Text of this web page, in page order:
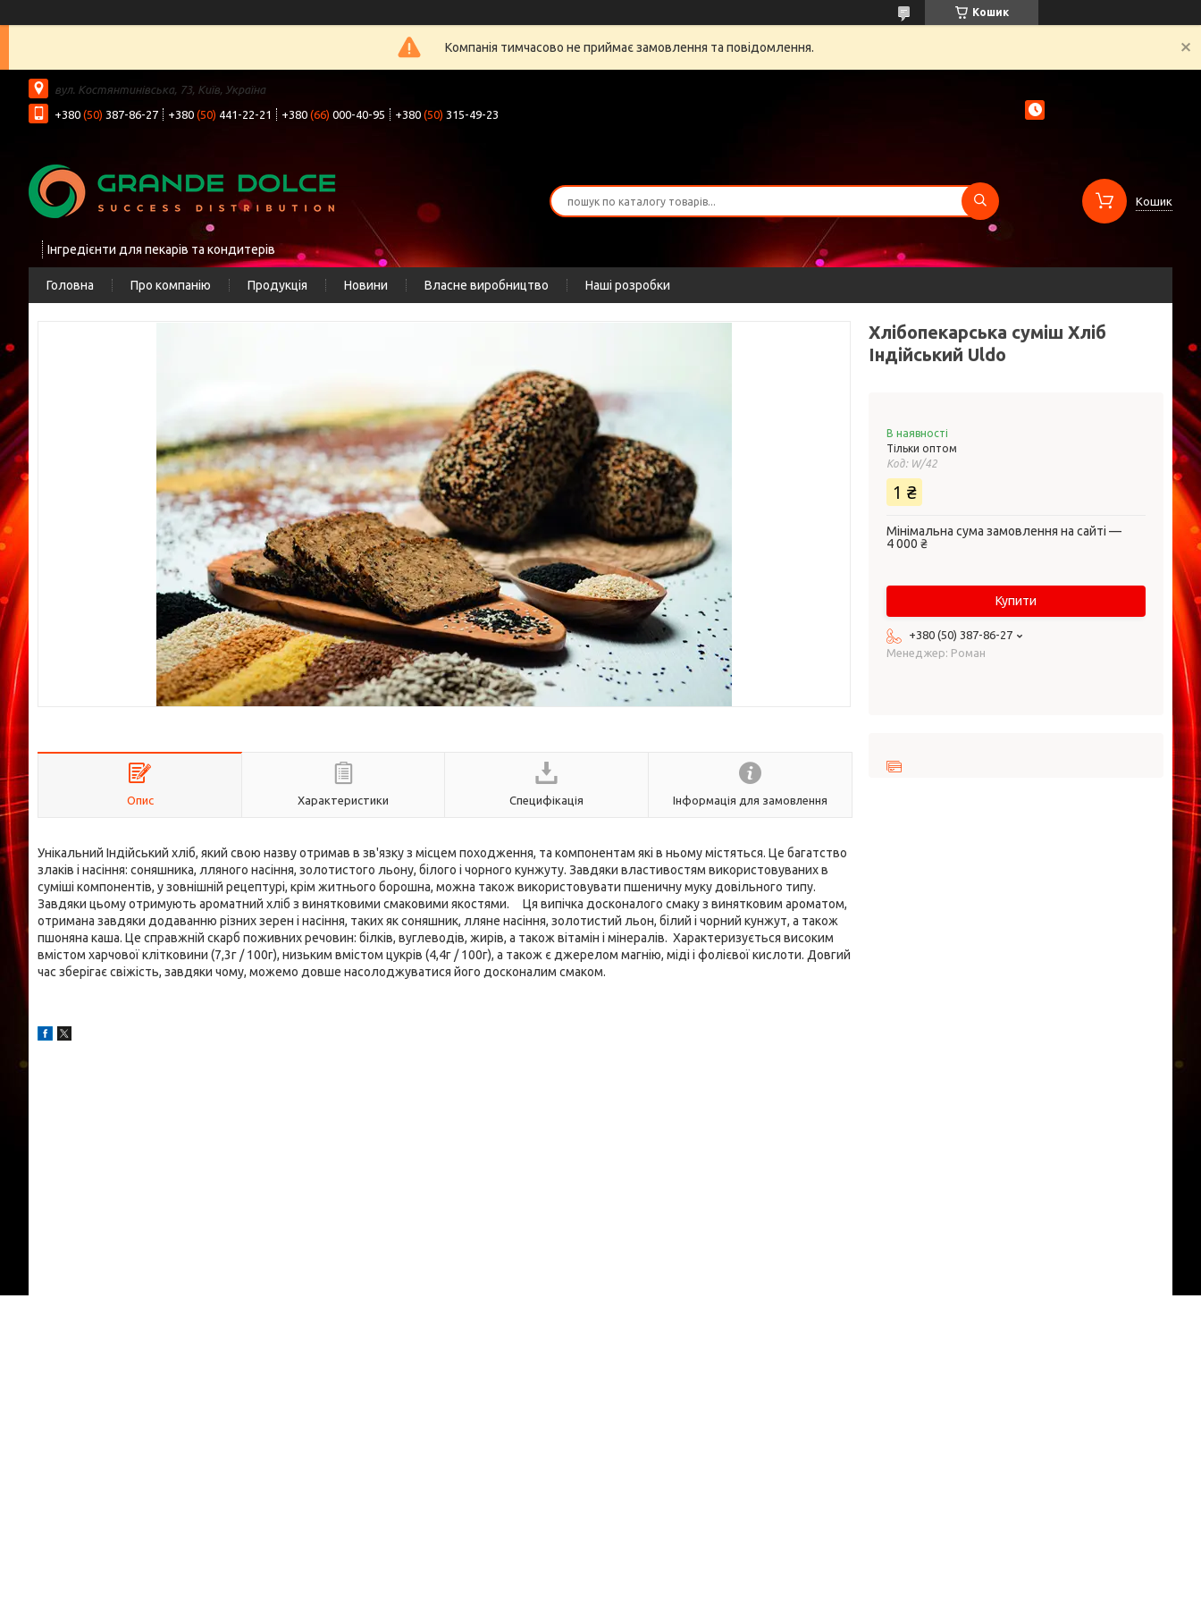
Кошик
Компанія тимчасово не приймає замовлення та повідомлення.
вул. Костянтинівська, 73, Київ, Україна
+380 (50) 387-86-27 +380 (50) 441-22-21 +380 (66) 000-40-95 +380 (50) 315-49-23
Інгредієнти для пекарів та кондитерів
Кошик
Головна Про компанію Продукція Новини Власне виробництво Наші розробки
Опис Характеристики Специфікація Інформація для замовлення
Унікальний Індійський хліб, який свою назву отримав в зв'язку з місцем походження, та компонентам які в ньому містяться. Це багатство
злаків і насіння: соняшника, лляного насіння, золотистого льону, білого і чорного кунжуту. Завдяки властивостям використовуваних в
суміші компонентів, у зовнішній рецептурі, крім житнього борошна, можна також використовувати пшеничну муку довільного типу.
Завдяки цьому отримують ароматний хліб з винятковими смаковими якостями. Ця випічка досконалого смаку з винятковим ароматом,
отримана завдяки додаванню різних зерен і насіння, таких як соняшник, лляне насіння, золотистий льон, білий і чорний кунжут, а також
пшоняна каша. Це справжній скарб поживних речовин: білків, вуглеводів, жирів, а також вітамін і мінералів. Характеризується високим
вмістом харчової клітковини (7,3г / 100г), низьким вмістом цукрів (4,4г / 100г), а також є джерелом магнію, міді і фолієвої кислоти. Довгий
час зберігає свіжість, завдяки чому, можемо довше насолоджуватися його досконалим смаком.
Хлібопекарська суміш Хліб
Індійський Uldo
В наявності
Тільки оптом
Код: W/42
1 ₴
Мінімальна сума замовлення на сайті —
4 000 ₴
Купити
+380 (50) 387-86-27
Менеджер: Роман